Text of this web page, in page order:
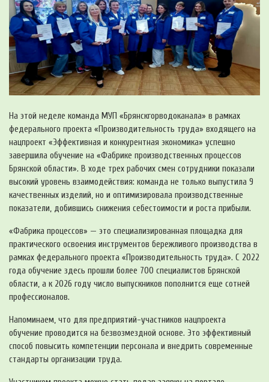
На этой неделе команда МУП «Брянскгорводоканала» в рамках
федерального проекта «Производительность труда» входящего на
нацпроект «Эффективная и конкурентная экономика» успешно
завершила обучение на «Фабрике производственных процессов
Брянской области». В ходе трех рабочих смен сотрудники показали
высокий уровень взаимодействия: команда не только выпустила 9
качественных изделий, но и оптимизировала производственные
показатели, добившись снижения себестоимости и роста прибыли.
«Фабрика процессов» — это специализированная площадка для
практического освоения инструментов бережливого производства в
рамках федерального проекта «Производительность труда». С 2022
года обучение здесь прошли более 700 специалистов Брянской
области, а к 2026 году число выпускников пополнится еще сотней
профессионалов.
Напоминаем, что для предприятий-участников нацпроекта
обучение проводится на безвозмездной основе. Это эффективный
способ повысить компетенции персонала и внедрить современные
стандарты организации труда.